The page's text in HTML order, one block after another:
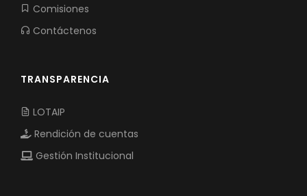
Comisiones
Contáctenos
TRANSPARENCIA
LOTAIP
Rendición de cuentas
Gestión Institucional